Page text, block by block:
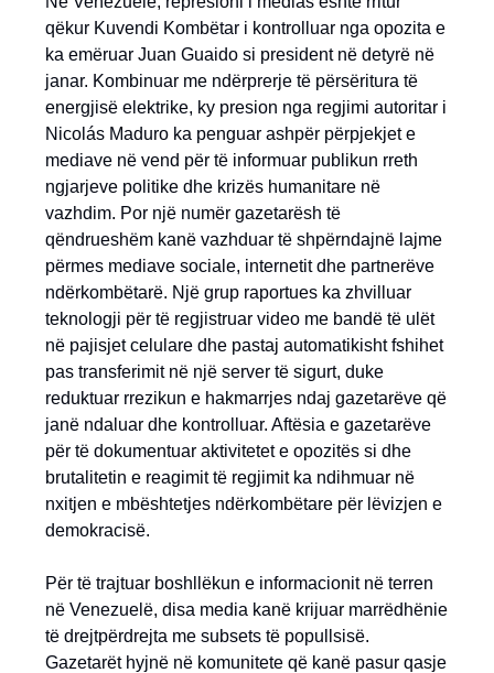
qëkur Kuvendi Kombëtar i kontrolluar nga opozita e
ka emëruar Juan Guaido si president në detyrë në
janar. Kombinuar me ndërprerje të përsëritura të
energjisë elektrike, ky presion nga regjimi autoritar i
Nicolás Maduro ka penguar ashpër përpjekjet e
mediave në vend për të informuar publikun rreth
ngjarjeve politike dhe krizës humanitare në
vazhdim. Por një numër gazetarësh të
qëndrueshëm kanë vazhduar të shpërndajnë lajme
përmes mediave sociale, internetit dhe partnerëve
ndërkombëtarë. Një grup raportues ka zhvilluar
teknologji për të regjistruar video me bandë të ulët
në pajisjet celulare dhe pastaj automatikisht fshihet
pas transferimit në një server të sigurt, duke
reduktuar rrezikun e hakmarrjes ndaj gazetarëve që
janë ndaluar dhe kontrolluar. Aftësia e gazetarëve
për të dokumentuar aktivitetet e opozitës si dhe
brutalitetin e reagimit të regjimit ka ndihmuar në
nxitjen e mbështetjes ndërkombëtare për lëvizjen e
demokracisë.
Për të trajtuar boshllëkun e informacionit në terren
në Venezuelë, disa media kanë krijuar marrëdhënie
të drejtpërdrejta me subsets të popullsisë.
Gazetarët hyjnë në komunitete që kanë pasur qasje